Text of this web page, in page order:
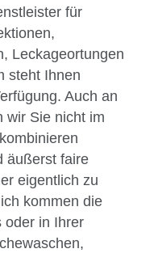
für
Leckageortungen
steht Ihnen
Auch an
wir Sie nicht im
äußerst faire
eigentlich zu
kommen die
oder in Ihrer